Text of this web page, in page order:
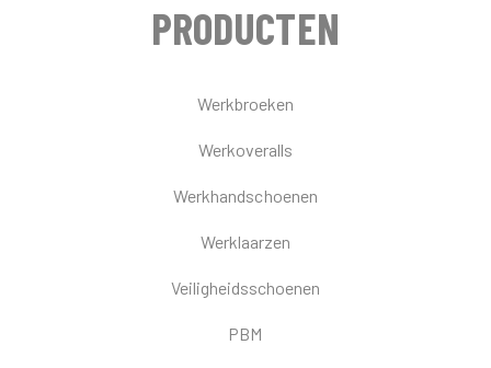
PRODUCTEN
Werkbroeken
Werkoveralls
Werkhandschoenen
Werklaarzen
Veiligheidsschoenen
PBM